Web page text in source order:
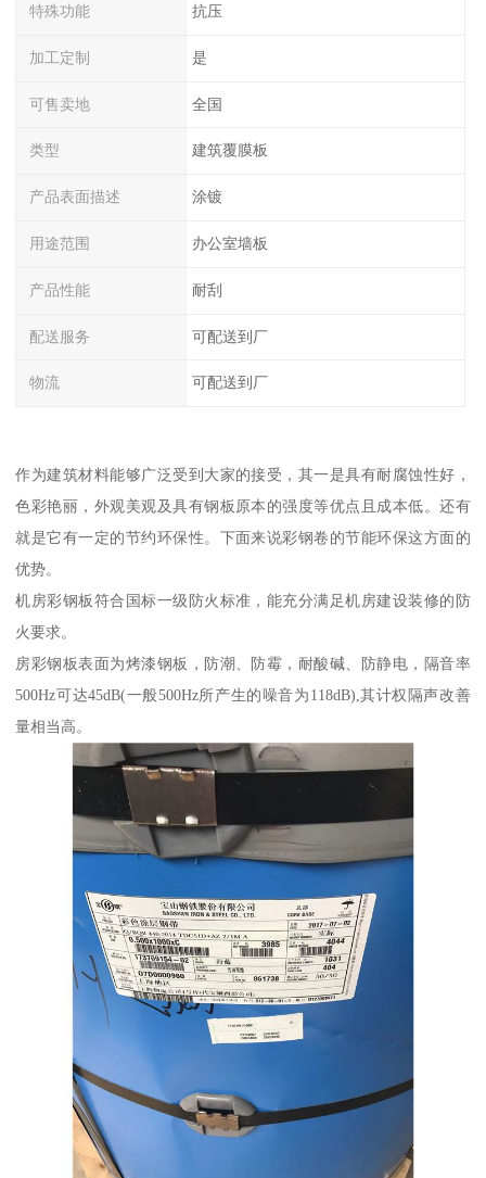
特殊功能 抗压
加工定制 是
可售卖地 全国
类型 建筑覆膜板
产品表面描述 涂镀
用途范围 办公室墙板
产品性能 耐刮
配送服务 可配送到厂
物流 可配送到厂
作为建筑材料能够广泛受到大家的接受，其一是具有耐腐蚀性好，
色彩艳丽，外观美观及具有钢板原本的强度等优点且成本低。还有
就是它有一定的节约环保性。下面来说彩钢卷的节能环保这方面的
优势。
机房彩钢板符合国标一级防火标准，能充分满足机房建设装修的防
火要求。
房彩钢板表面为烤漆钢板，防潮、防霉，耐酸碱、防静电，隔音率
500Hz可达45dB(一般500Hz所产生的噪音为118dB),其计权隔声改善
量相当高。